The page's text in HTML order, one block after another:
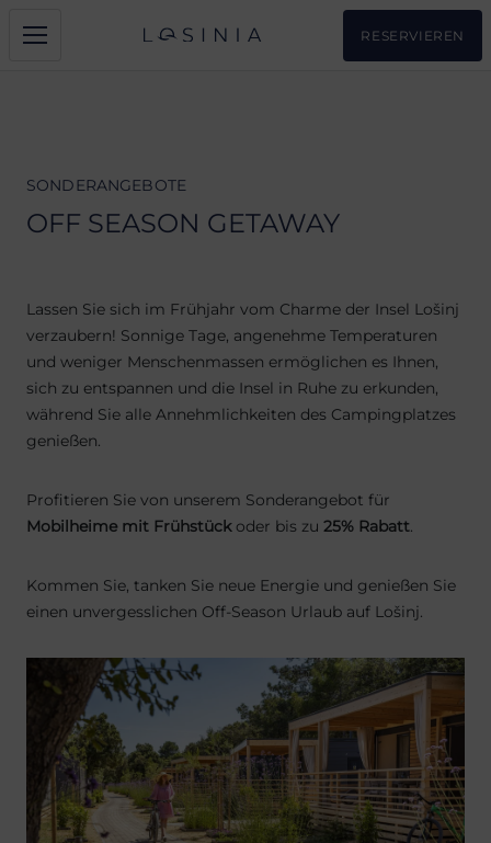
RESERVIEREN
SONDERANGEBOTE
OFF SEASON GETAWAY
Lassen Sie sich im Frühjahr vom Charme der Insel Lošinj
verzaubern! Sonnige Tage, angenehme Temperaturen
und weniger Menschenmassen ermöglichen es Ihnen,
sich zu entspannen und die Insel in Ruhe zu erkunden,
während Sie alle Annehmlichkeiten des Campingplatzes
genießen.
Profitieren Sie von unserem Sonderangebot für
Mobilheime mit Frühstückoder bis zu 25% Rabatt.
Kommen Sie, tanken Sie neue Energie und genießen Sie
einen unvergesslichen Off-Season Urlaub auf Lošinj.